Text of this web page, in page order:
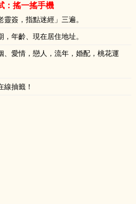
：搖一搖手機
簽，指點迷經」三遍。
年齡、現在居住地址。
、愛情，戀人，流年，婚配，桃花運
抽籤！